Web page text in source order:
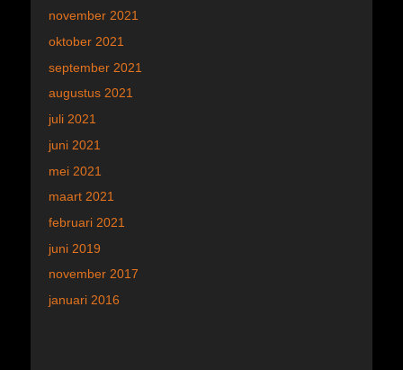
november 2021
oktober 2021
september 2021
augustus 2021
juli 2021
juni 2021
mei 2021
maart 2021
februari 2021
juni 2019
november 2017
januari 2016